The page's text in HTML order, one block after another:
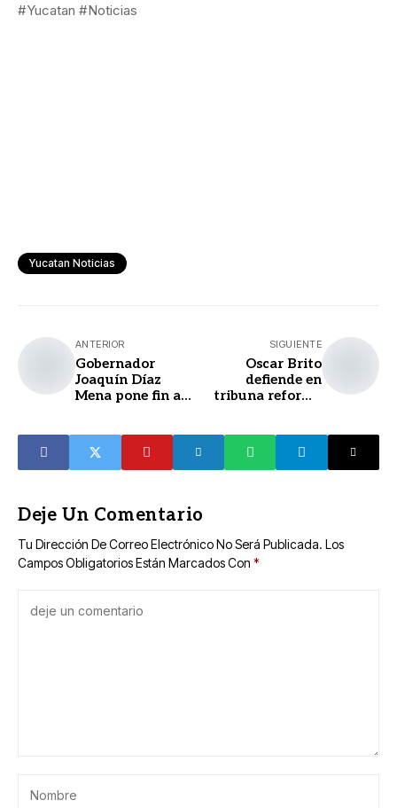
#Yucatan #Noticias
Yucatan Noticias
ANTERIOR
Gobernador
Joaquín Díaz
Mena pone fin a
Serapio Rendón
SIGUIENTE
Oscar Brito
defiende en
tribuna reforma
federales
Deje Un Comentario
Tu Dirección De Correo Electrónico No Será Publicada. Los
Campos Obligatorios Están Marcados Con *